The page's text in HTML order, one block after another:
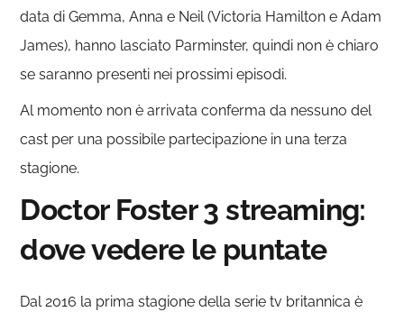
data di Gemma, Anna e Neil (Victoria Hamilton e Adam
James), hanno lasciato Parminster, quindi non è chiaro
se saranno presenti nei prossimi episodi.
Al momento non è arrivata conferma da nessuno del
cast per una possibile partecipazione in una terza
stagione.
Doctor Foster 3 streaming:
dove vedere le puntate
Dal 2016 la prima stagione della serie tv britannica è